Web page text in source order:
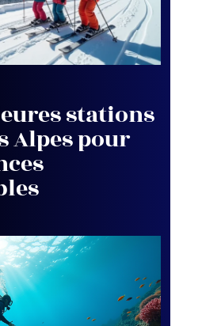
stations
Alpes pour